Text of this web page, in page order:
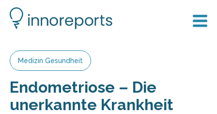
Medizin Gesundheit
Endometriose – Die
unerkannte Krankheit